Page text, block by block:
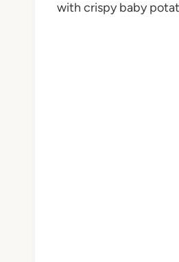
with crispy baby